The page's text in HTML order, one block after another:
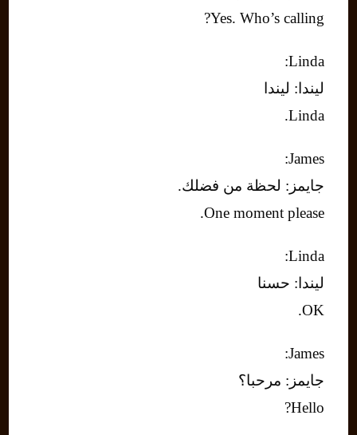
Yes. Who’s calling?
Linda:
ليندا: ليندا
Linda.
James:
جايمز: لحظة من فضلك.
One moment please.
Linda:
ليندا: حسنا
OK.
James:
جايمز: مرحبا؟
Hello?